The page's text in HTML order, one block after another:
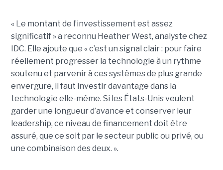
« Le montant de l’investissement est assez
significatif » a reconnu Heather West, analyste chez
IDC. Elle ajoute que « c’est un signal clair : pour faire
réellement progresser la technologie à un rythme
soutenu et parvenir à ces systèmes de plus grande
envergure, il faut investir davantage dans la
technologie elle-même. Si les États-Unis veulent
garder une longueur d’avance et conserver leur
leadership, ce niveau de financement doit être
assuré, que ce soit par le secteur public ou privé, ou
une combinaison des deux. ».